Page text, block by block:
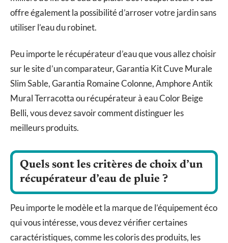
offre également la possibilité d’arroser votre jardin sans
utiliser l’eau du robinet.
Peu importe le récupérateur d’eau que vous allez choisir
sur le site d’un comparateur, Garantia Kit Cuve Murale
Slim Sable, Garantia Romaine Colonne, Amphore Antik
Mural Terracotta ou récupérateur à eau Color Beige
Belli, vous devez savoir comment distinguer les
meilleurs produits.
Quels sont les critères de choix d’un
récupérateur d’eau de pluie ?
Peu importe le modèle et la marque de l’équipement éco
qui vous intéresse, vous devez vérifier certaines
caractéristiques, comme les coloris des produits, les